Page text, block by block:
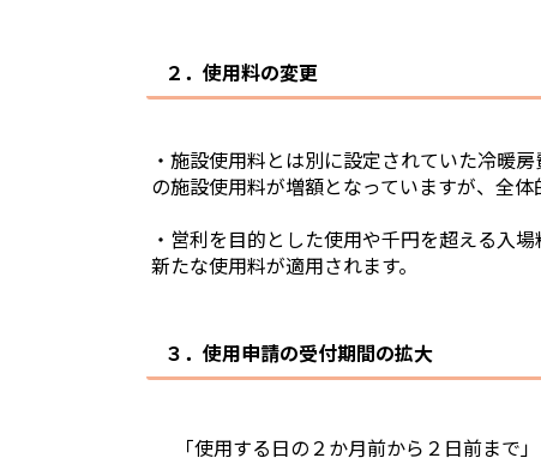
２．使用料の変更
・施設使用料とは別に設定されていた冷暖
の施設使用料が増額となっていますが、全
・営利を目的とした使用や千円を超える入
新たな使用料が適用されます。
３．使用申請の受付期間の拡大
「使用する日の２か月前から２日前ま